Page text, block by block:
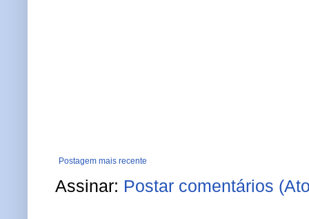
Postagem mais recente
Assinar: Postar comentários